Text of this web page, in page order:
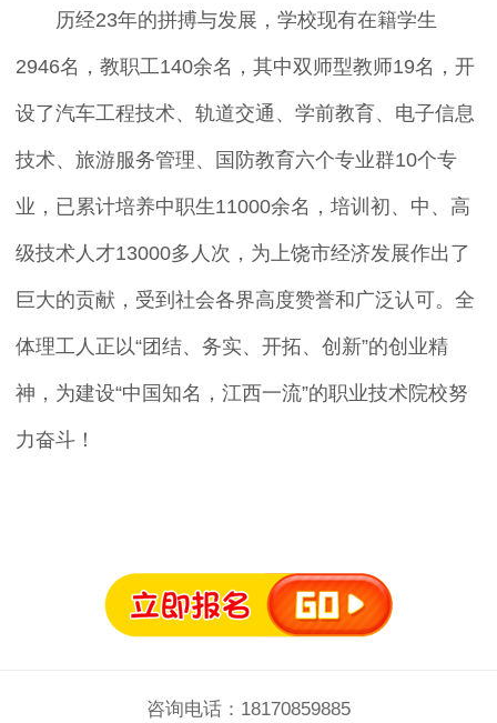
历经23年的拼搏与发展，学校现有在籍学生
2946名，教职工140余名，其中双师型教师19名，开
设了汽车工程技术、轨道交通、学前教育、电子信息
技术、旅游服务管理、国防教育六个专业群10个专
业，已累计培养中职生11000余名，培训初、中、高
级技术人才13000多人次，为上饶市经济发展作出了
巨大的贡献，受到社会各界高度赞誉和广泛认可。全
体理工人正以“团结、务实、开拓、创新”的创业精
神，为建设“中国知名，江西一流”的职业技术院校努
力奋斗！
咨询电话：18170859885